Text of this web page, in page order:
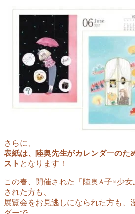
さらに、
表紙は、陸奥先生がカレンダーのた
スト となります ！
この春、開催された「陸奥A子×少
された方も、
展覧会をお見逃しになられた方も、